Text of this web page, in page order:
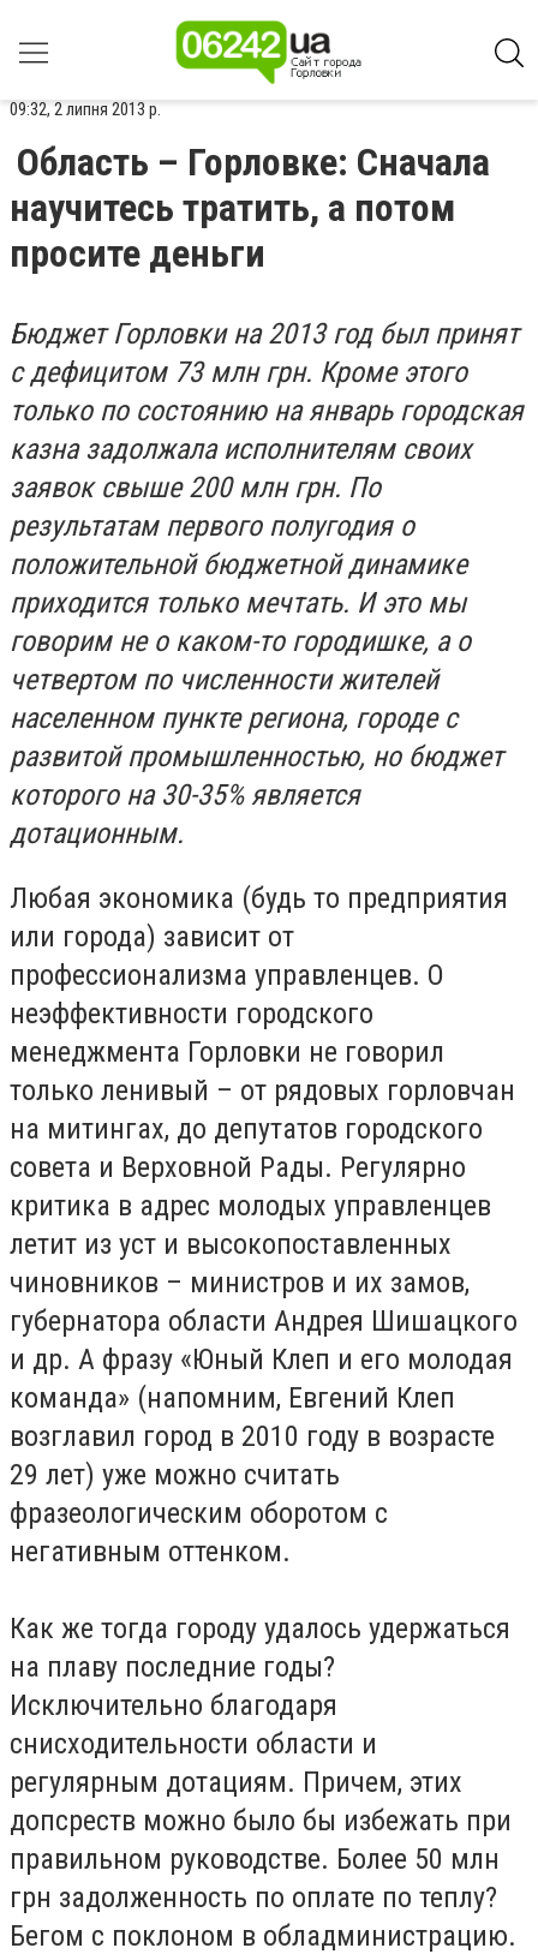
09:32, 2 липня 2013 р.
Область – Горловке: Сначала
научитесь тратить, а потом
просите деньги
Бюджет Горловки на 2013 год был принят
с дефицитом 73 млн грн. Кроме этого
только по состоянию на январь городская
казна задолжала исполнителям своих
заявок свыше 200 млн грн. По
результатам первого полугодия о
положительной бюджетной динамике
приходится только мечтать. И это мы
говорим не о каком-то городишке, а о
четвертом по численности жителей
населенном пункте региона, городе с
развитой промышленностью, но бюджет
которого на 30-35% является
дотационным.
Любая экономика (будь то предприятия
или города) зависит от
профессионализма управленцев. О
неэффективности городского
менеджмента Горловки не говорил
только ленивый – от рядовых горловчан
на митингах, до депутатов городского
совета и Верховной Рады. Регулярно
критика в адрес молодых управленцев
летит из уст и высокопоставленных
чиновников – министров и их замов,
губернатора области Андрея Шишацкого
и др. А фразу «Юный Клеп и его молодая
команда» (напомним, Евгений Клеп
возглавил город в 2010 году в возрасте
29 лет) уже можно считать
фразеологическим оборотом с
негативным оттенком.
Как же тогда городу удалось удержаться
на плаву последние годы?
Исключительно благодаря
снисходительности области и
регулярным дотациям. Причем, этих
допсреств можно было бы избежать при
правильном руководстве. Более 50 млн
грн задолженность по оплате по теплу?
Бегом с поклоном в обладминистрацию.